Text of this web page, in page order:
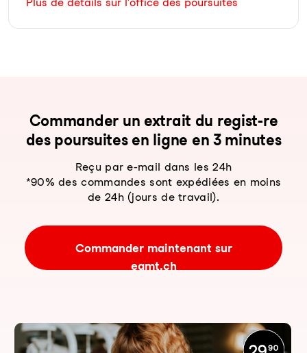
Com­man­der un ex­trait du re­gist-re
des pour­sui­tes en li­gne en 3 mi­nu­tes
Reçu par e-mail dans les 24h
*90% des commandes sont expédiées en moins
de 24h (jours de travail).
Commander maintenant sur
eamt.ch